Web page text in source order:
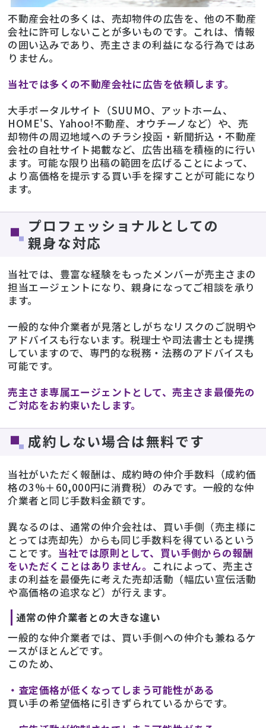
不動産会社の多くは、売却物件の広告を、他の不動産
会社に許可しないことが多いものです。これは、情報
の囲い込みであり、売主さまの利益になる行為ではあ
りません。
当社では多くの不動産会社に広告を依頼します。
大手ポータルサイト（SUUMO、アットホーム、
HOME'S、Yahoo!不動産、オウチーノなど）や、売
却物件の周辺地域へのチラシ投函・新聞折込・不動産
会社の自社サイト掲載など、広告出稿を積極的に行い
ます。可能な限り出稿の範囲を広げることによって、
より高価格を提示する買い手を探すことが可能になり
ます。
プロフェッショナルとしての
親身な対応
当社では、豊富な経験をもったメンバーが売主さまの
担当エージェントになり、親身になってご相談を承り
ます。
一般的な仲介業者が見落としがちなリスクのご説明や
アドバイスも行ないます。税理士や司法書士とも提携
していますので、専門的な税務・法務のアドバイスも
可能です。
売主さま専属エージェントとして、売主さま最優先の
ご対応をお約束いたします。
成約しない場合は無料です
当社がいただく報酬は、成約時の仲介手数料（成約価
格の3%＋60,000円に消費税）のみです。一般的な仲
介業者と同じ手数料金額です。
異なるのは、通常の仲介会社は、買い手側（売主様に
とっては売却先）からも同じ手数料を得ているという
ことです。 当社では原則として、買い手側からの報酬
をいただくことはありません。 これによって、売主さ
まの利益を最優先に考えた売却活動（幅広い宣伝活動
や高価格の追求など）が行えます。
通常の仲介業者との大きな違い
一般的な仲介業者では、買い手側への仲介も兼ねるケ
ースがほとんどです。
このため、
・査定価格が低くなってしまう可能性がある
買い手の希望価格に引きずられているからです。